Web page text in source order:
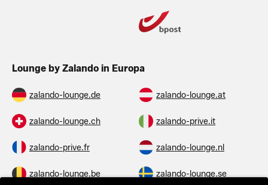
Lounge by Zalando in Europa
zalando-lounge.de zalando-lounge.at
zalando-lounge.ch zalando-prive.it
zalando-prive.fr zalando-lounge.nl
zalando-lounge.be zalando-lounge.se